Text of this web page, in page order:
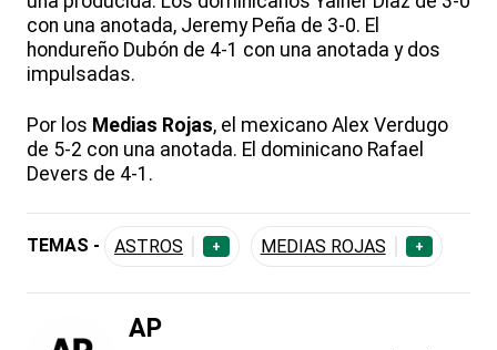
con una anotada, Jeremy Peña de 3-0. El
hondureño Dubón de 4-1 con una anotada y dos
impulsadas.
Por los Medias Rojas, el mexicano Alex Verdugo
de 5-2 con una anotada. El dominicano Rafael
Devers de 4-1.
TEMAS - ASTROS + MEDIAS ROJAS +
AP